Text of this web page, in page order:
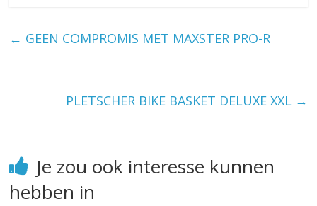
← GEEN COMPROMIS MET MAXSTER PRO-R
PLETSCHER BIKE BASKET DELUXE XXL →
Je zou ook interesse kunnen
hebben in